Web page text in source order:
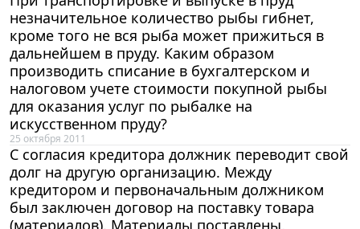
незначительное количество рыбы гибнет,
кроме того не вся рыба может прижиться в
дальнейшем в пруду. Каким образом
производить списание в бухгалтерском и
налоговом учете стоимости покупной рыбы
для оказания услуг по рыбалке на
искусственном пруду?
25 октября 2011
С согласия кредитора должник переводит свой
долг на другую организацию. Между
кредитором и первоначальным должником
был заключен договор на поставку товара
(материалов). Материалы поставлены,